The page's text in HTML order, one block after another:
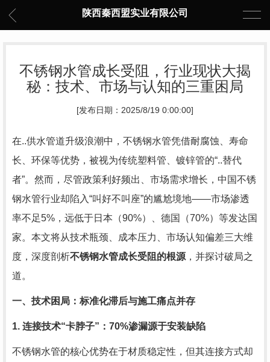
陕西秦西盟实业有限公司
不锈钢水管成长受阻，行业现状大揭
秘：技术、市场与认知的三重困局
[发布日期：2025/8/19 0:00:00]
在..供水管道升级浪潮中，不锈钢水管凭借耐腐蚀、寿命
长、环保等优势，被视为传统塑料管、镀锌管的“..替代
者”。然而，尽管政策利好频出、市场需求增长，中国不锈
钢水管行业却陷入“叫好不叫座”的尴尬境地——市场渗透
率不足5%，远低于日本（90%）、德国（70%）等发达国
家。本文将从技术瓶颈、成本压力、市场认知偏差三大维
度，深度剖析不锈钢水管成长受阻的根源 ，并探讨破局之
道。
一、技术困局：标准化滞后与施工痛点并存
1. 连接技术“卡脖子”：70%渗漏源于安装缺陷
不锈钢水管的核心优势在于材质稳定性，但其连接方式却